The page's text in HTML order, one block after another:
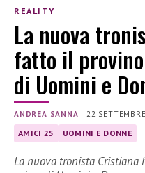
REALITY
La nuova
fatto il
di Uomini e
ANDREA SANNA |22
AMICI 25 UOMINI E DONNE
La nuova tronista